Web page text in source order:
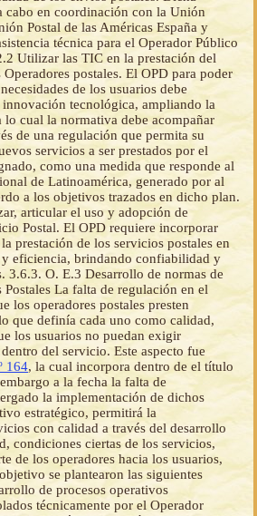
164, la cual incorpora dentro de el título
a la fecha la falta de
la implementación de dichos
estratégico, permitirá la
con calidad a través del desarrollo
condiciones ciertas de los servicios,
de los operadores hacia los usuarios,
se plantearon las siguientes
de procesos operativos
técnicamente por el Operador